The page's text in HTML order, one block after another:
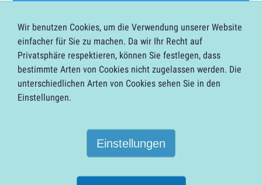
Wir benutzen Cookies, um die Verwendung unserer Website
einfacher für Sie zu machen. Da wir Ihr Recht auf
Privatsphäre respektieren, können Sie festlegen, dass
bestimmte Arten von Cookies nicht zugelassen werden. Die
unterschiedlichen Arten von Cookies sehen Sie in den
Einstellungen.
Einstellungen